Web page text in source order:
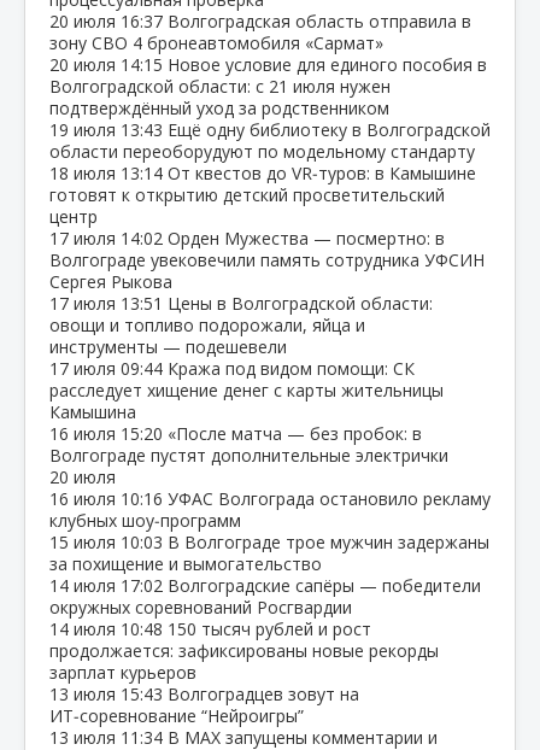
20 июля 16:37 Волгоградская область отправила в
зону СВО 4 бронеавтомобиля «Сармат»
20 июля 14:15 Новое условие для единого пособия в
Волгоградской области: с 21 июля нужен
подтверждённый уход за родственником
19 июля 13:43 Ещё одну библиотеку в Волгоградской
области переоборудуют по модельному стандарту
18 июля 13:14 От квестов до VR‑туров: в Камышине
готовят к открытию детский просветительский
центр
17 июля 14:02 Орден Мужества — посмертно: в
Волгограде увековечили память сотрудника УФСИН
Сергея Рыкова
17 июля 13:51 Цены в Волгоградской области:
овощи и топливо подорожали, яйца и
инструменты — подешевели
17 июля 09:44 Кража под видом помощи: СК
расследует хищение денег с карты жительницы
Камышина
16 июля 15:20 «После матча — без пробок: в
Волгограде пустят дополнительные электрички
20 июля
16 июля 10:16 УФАС Волгограда остановило рекламу
клубных шоу‑программ
15 июля 10:03 В Волгограде трое мужчин задержаны
за похищение и вымогательство
14 июля 17:02 Волгоградские сапёры — победители
окружных соревнований Росгвардии
14 июля 10:48 150 тысяч рублей и рост
продолжается: зафиксированы новые рекорды
зарплат курьеров
13 июля 15:43 Волгоградцев зовут на
ИТ‑соревнование “Нейроигры”
13 июля 11:34 В МАХ запущены комментарии и